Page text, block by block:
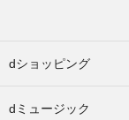
dショッピング
dミュージック